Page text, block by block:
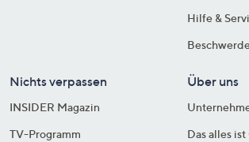
Hilfe &
Nichts verpassen
INSIDER Magazin
TV-Programm
Über uns
Das alles ist